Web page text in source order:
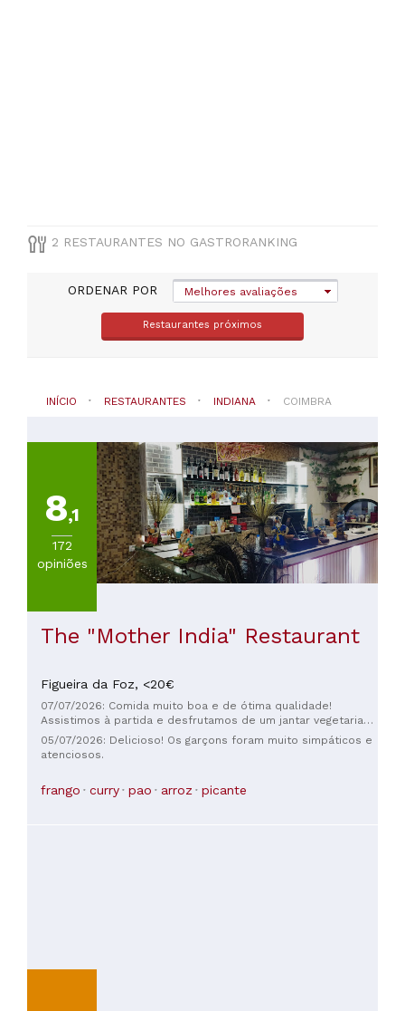
2 RESTAURANTES NO GASTRORANKING
ORDENAR POR Melhores avaliações
Restaurantes próximos
INÍCIO RESTAURANTES INDIANA COIMBRA
8,1
172
opiniões
The "Mother India" Restaurant
Figueira da Foz, <20€
07/07/2026: Comida muito boa e de ótima qualidade!
Assistimos à partida e desfrutamos de um jantar vegetariano
completo!
05/07/2026: Delicioso! Os garçons foram muito simpáticos e
atenciosos.
frango curry pao arroz picante